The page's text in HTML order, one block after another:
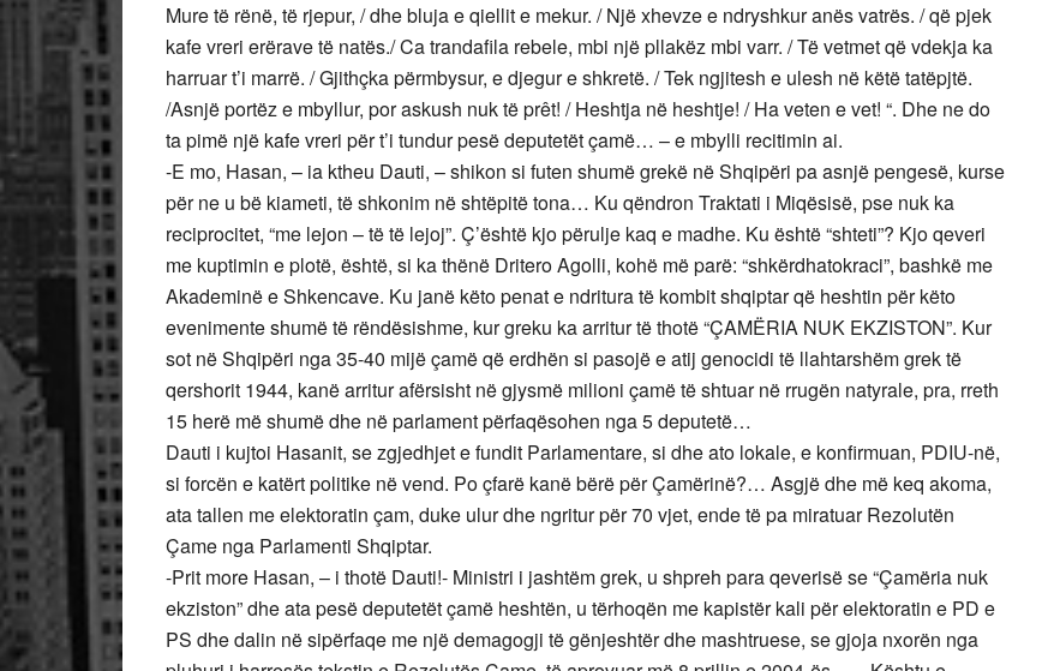
Mure të rënë, të rjepur, / dhe bluja e qiellit e mekur. / Një xhevze e ndryshkur anës vatrës. / që pjek
kafe vreri erërave të natës./ Ca trandafila rebele, mbi një pllakëz mbi varr. / Të vetmet që vdekja ka
harruar t’i marrë. / Gjithçka përmbysur, e djegur e shkretë. / Tek ngjitesh e ulesh në këtë tatëpjtë.
/Asnjë portëz e mbyllur, por askush nuk të prêt! / Heshtja në heshtje! / Ha veten e vet! “. Dhe ne do
ta pimë një kafe vreri për t’i tundur pesë deputetët çamë… – e mbylli recitimin ai.
-E mo, Hasan, – ia ktheu Dauti, – shikon si futen shumë grekë në Shqipëri pa asnjë pengesë, kurse
për ne u bë kiameti, të shkonim në shtëpitë tona… Ku qëndron Traktati i Miqësisë, pse nuk ka
reciprocitet, “me lejon – të të lejoj”. Ç’është kjo përulje kaq e madhe. Ku është “shteti”? Kjo qeveri
me kuptimin e plotë, është, si ka thënë Dritero Agolli, kohë më parë: “shkërdhatokraci”, bashkë me
Akademinë e Shkencave. Ku janë këto penat e ndritura të kombit shqiptar që heshtin për këto
evenimente shumë të rëndësishme, kur greku ka arritur të thotë “ÇAMËRIA NUK EKZISTON”. Kur
sot në Shqipëri nga 35-40 mijë çamë që erdhën si pasojë e atij genocidi të llahtarshëm grek të
qershorit 1944, kanë arritur afërsisht në gjysmë milioni çamë të shtuar në rrugën natyrale, pra, rreth
15 herë më shumë dhe në parlament përfaqësohen nga 5 deputetë…
Dauti i kujtoi Hasanit, se zgjedhjet e fundit Parlamentare, si dhe ato lokale, e konfirmuan, PDIU-në,
si forcën e katërt politike në vend. Po çfarë kanë bërë për Çamërinë?… Asgjë dhe më keq akoma,
ata tallen me elektoratin çam, duke ulur dhe ngritur për 70 vjet, ende të pa miratuar Rezolutën
Çame nga Parlamenti Shqiptar.
-Prit more Hasan, – i thotë Dauti!- Ministri i jashtëm grek, u shpreh para qeverisë se “Çamëria nuk
ekziston” dhe ata pesë deputetët çamë heshtën, u tërhoqën me kapistër kali për elektoratin e PD e
PS dhe dalin në sipërfaqe me një demagogji të gënjeshtër dhe mashtruese, se gjoja nxorën nga